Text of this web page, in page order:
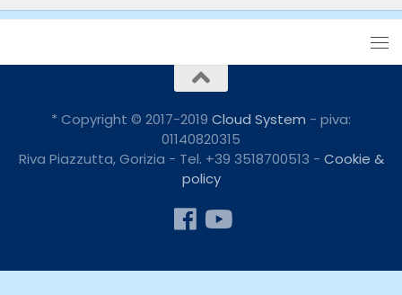
* Copyright © 2017-2019 Cloud System - piva:
01140820315
Riva Piazzutta, Gorizia - Tel. +39 3518700513 - Cookie &
policy